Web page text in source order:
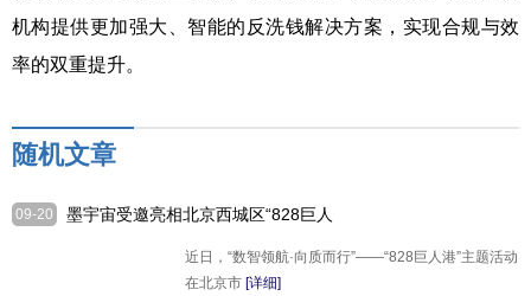
机构提供更加强大、智能的反洗钱解决方案，实现合规与效
率的双重提升。
随机文章
09-20
墨宇宙受邀亮相北京西城区“828巨人
近日，“数智领航·向质而行”——“828巨人港”主题活动
在北京市 [详细]